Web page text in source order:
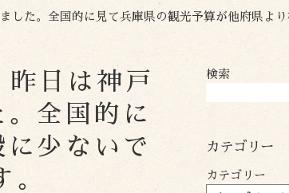
庫県の観光予算が他府県より格段に少ないです。奈良県の四
日は神戸
全国的に
少ないで
。
検索
カテゴリー
カテゴリー